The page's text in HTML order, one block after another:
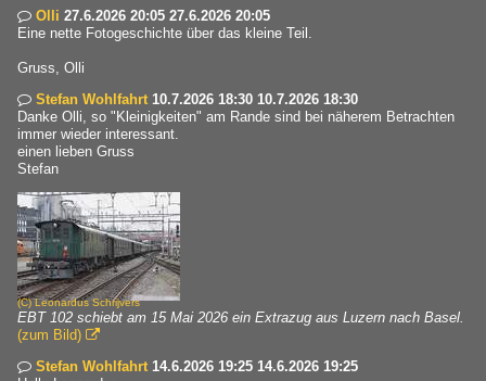
 Olli 27.6.2026 20:05 27.6.2026 20:05
Eine nette Fotogeschichte über das kleine Teil.
Gruss, Olli
 Stefan Wohlfahrt 10.7.2026 18:30 10.7.2026 18:30
Danke Olli, so "Kleinigkeiten" am Rande sind bei näherem Betrachten
immer wieder interessant.
einen lieben Gruss
Stefan
(C)Leonardus Schrijvers
EBT 102 schiebt am 15 Mai 2026 ein Extrazug aus Luzern nach Basel.
(zum Bild) 
 Stefan Wohlfahrt 14.6.2026 19:25 14.6.2026 19:25